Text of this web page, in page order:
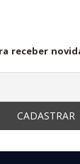
receber